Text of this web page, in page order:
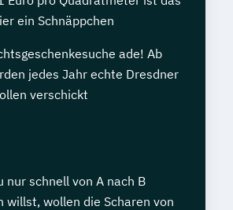
ein Schnäppchen
ade! Ab
jedes Jahr echte Dresdner
verschickt
nur schnell von A nach B
willst, wollen die Scharen von